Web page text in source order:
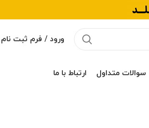
ورود / فرم ثبت نام
سوالات متداول ارتباط با ما